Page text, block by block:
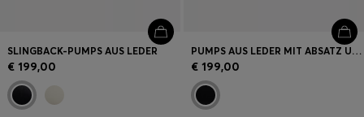
SLINGBACK-PUMPS AUS LEDER
€ 199,00
PUMPS AUS LEDER MIT ABSATZ UND LOGO-PRÄGUNG
€ 199,00